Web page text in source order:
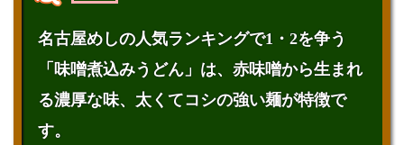
名古屋めしの人気ランキングで1・2を争う
「味噌煮込みうどん」は、赤味噌から生まれ
る濃厚な味、太くてコシの強い麺が特徴で
す。